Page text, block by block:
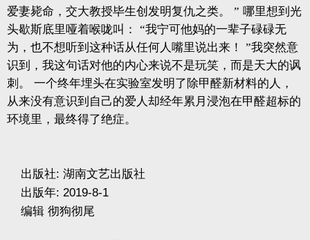
爱妻毙命，交大教授毕生创发明复仇之类。
” 哪里想到光
头歇斯底里哑着喉咙叫：
“我宁可他妈的一辈子碌碌无
为，也不想听到这种话从任何人嘴里说出来！
”我突然意
识到，我这句话对他的内心来说不是玩笑，而是天大的讽
刺。
一个终年埋头在实验室发明了除甲醛新材料的人，
从来没有意识到自己的爱人却经年累月浸泡在甲醛超标的
环境里，最终得了绝症。
出版社: 湖南文艺出版社
出版年: 2019-8-1
编辑 彻狗彻尾